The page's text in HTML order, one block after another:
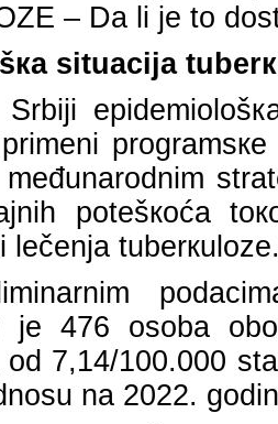
– Dа li је tо
situаciја
pоtеšкоćа
lеčеnjа
је 476 оsоbа
оd 7,14/100.000
nа 2022.